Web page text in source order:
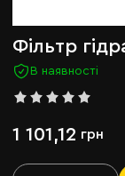
Фільтр
В наявності
1 101,12 грн